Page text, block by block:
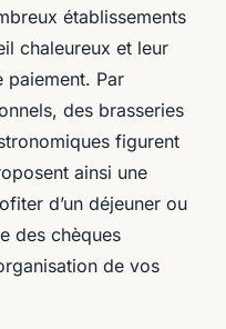
établissements
chaleureux et leur
paiement. Par
des brasseries
figurent
ainsi une
d’un déjeuner ou
des chèques
de vos